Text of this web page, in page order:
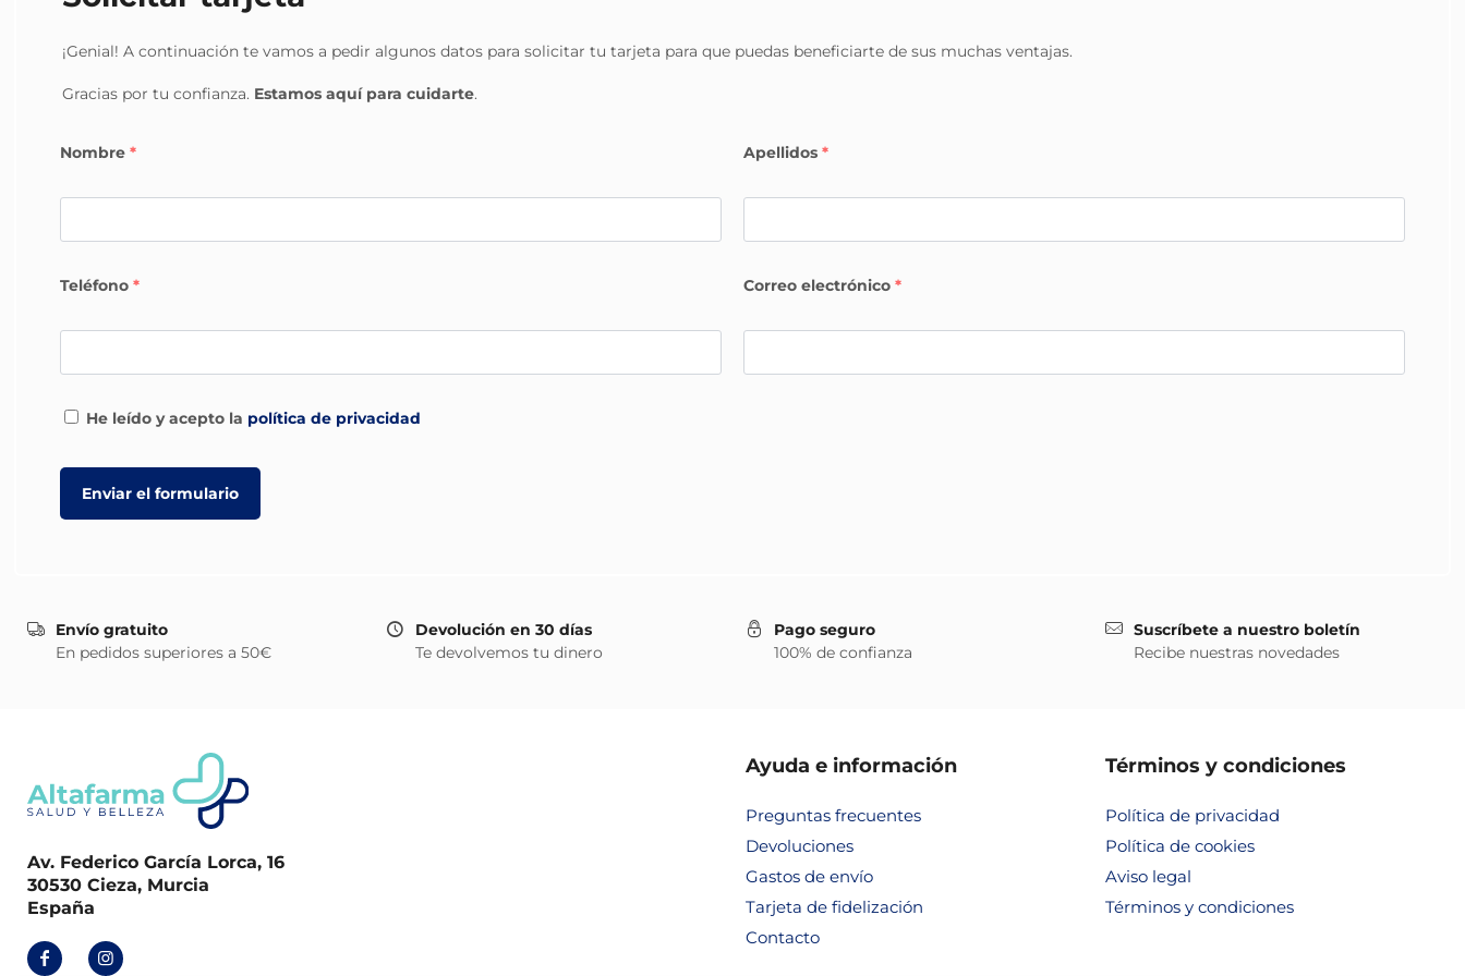
¡Genial! A continuación te vamos a pedir algunos datos para solicitar tu tarjeta para que puedas beneficiarte de sus muchas ventajas.
Gracias por tu confianza. Estamos aquí para cuidarte.
Nombre * Apellidos *
Teléfono * Correo electrónico *
He leído y acepto la política de privacidad
Envío gratuito
En pedidos superiores a 50€
Devolución en 30 días
Te devolvemos tu dinero
Pago seguro
100% de confianza
Suscríbete a nuestro boletín
Recibe nuestras novedades
Av. Federico García Lorca, 16
30530 Cieza, Murcia
España
Ayuda e información
Preguntas frecuentes
Devoluciones
Gastos de envío
Tarjeta de fidelización
Contacto
Términos y condiciones
Política de privacidad
Política de cookies
Aviso legal
Términos y condiciones